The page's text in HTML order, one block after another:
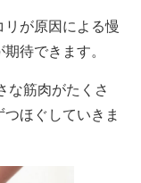
が原因による慢
待できます。
な筋肉がたくさ
ほぐしていきま